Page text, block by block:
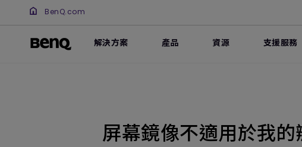
BenQ.com
解決方案 產品 資源 支援服務
屏幕鏡像不適用於我